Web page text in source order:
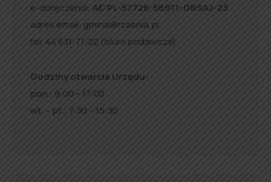
e-doręczenia: AE:PL-57726-56911-GBSAJ-23
adres email: gmina@rzasnia.pl
tel. 44 631-71-22 (biuro podawcze)
Godziny otwarcia Urzędu:
pon.: 9:00 – 17:00
wt. – pt.: 7:30 – 15:30